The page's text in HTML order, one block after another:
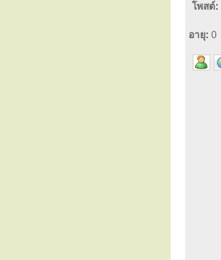
โพสต์:
อายุ: 0